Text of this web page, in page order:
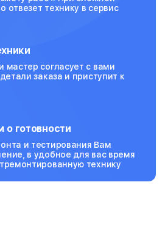
отвезет технику в сервис
мастер согласует с вами
заказа и приступит к
готовности
и тестирования Вам
в удобное для вас время
технику